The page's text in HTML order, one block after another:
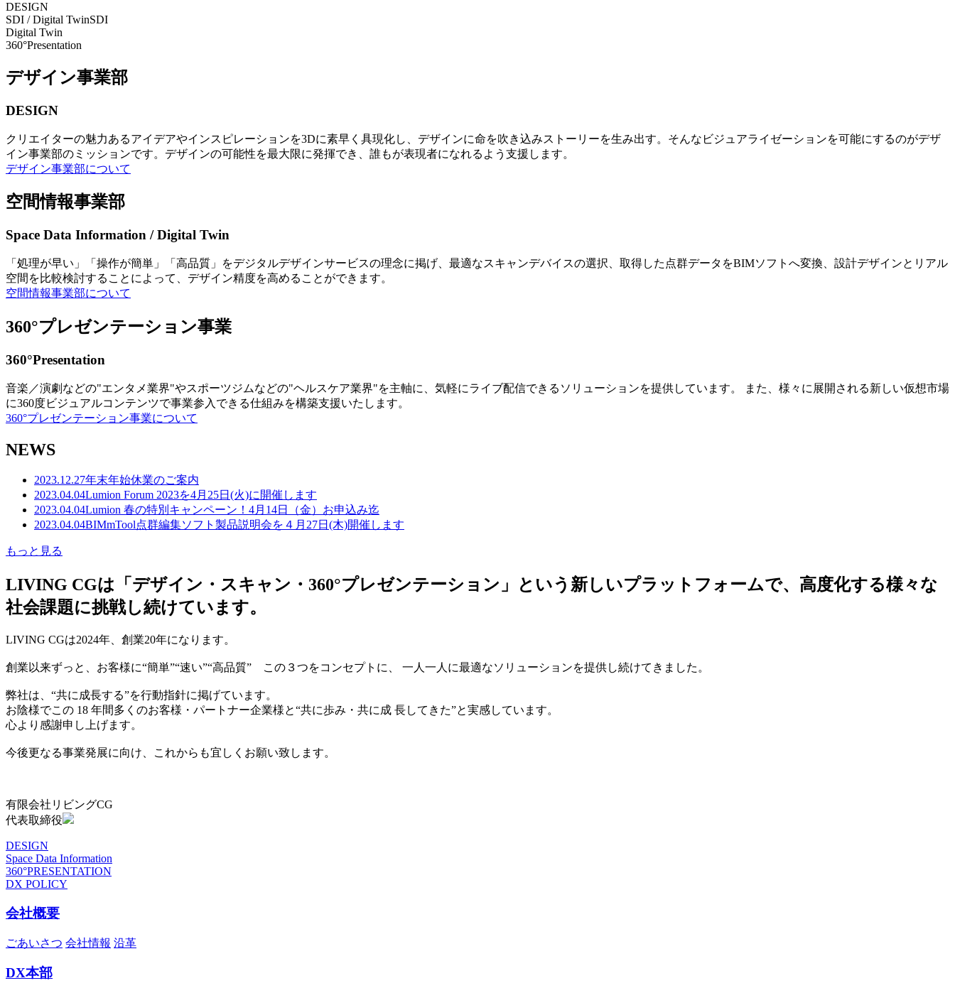
DESIGN
SDI / Digital TwinSDI
Digital Twin
360°Presentation
デザイン事業部
DESIGN
クリエイターの魅力あるアイデアやインスピレーションを3Dに素早く具現化し、デザインに命を吹き込みストーリーを生み出す。そんなビジュアライゼーションを可能にするのがデザ
イン事業部のミッションです。デザインの可能性を最大限に発揮でき、誰もが表現者になれるよう支援します。
デザイン事業部について
空間情報事業部
Space Data Information / Digital Twin
「処理が早い」「操作が簡単」「高品質」をデジタルデザインサービスの理念に掲げ、最適なスキャンデバイスの選択、取得した点群データをBIMソフトへ変換、設計デザインとリアル
空間を比較検討することによって、デザイン精度を高めることができます。
空間情報事業部について
360°プレゼンテーション事業
360°Presentation
音楽／演劇などの"エンタメ業界"やスポーツジムなどの"ヘルスケア業界"を主軸に、気軽にライブ配信できるソリューションを提供しています。 また、様々に展開される新しい仮想市場
に360度ビジュアルコンテンツで事業参入できる仕組みを構築支援いたします。
360°プレゼンテーション事業について
NEWS
2023.12.27年末年始休業のご案内
2023.04.04Lumion Forum 2023を4月25日(火)に開催します
2023.04.04Lumion 春の特別キャンペーン！4月14日（金）お申込み迄
2023.04.04BIMmTool点群編集ソフト製品説明会を４月27日(木)開催します
もっと見る
LIVING CGは「デザイン・スキャン・360°プレゼンテーション」という新しいプラットフォームで、高度化する様々な
社会課題に挑戦し続けています。
LIVING CGは2024年、創業20年になります。
創業以来ずっと、お客様に“簡単”“速い”“高品質” この３つをコンセプトに、 一人一人に最適なソリューションを提供し続けてきました。
弊社は、“共に成長する”を行動指針に掲げています。
お陰様でこの 18 年間多くのお客様・パートナー企業様と“共に歩み・共に成 長してきた”と実感しています。
心より感謝申し上げます。
今後更なる事業発展に向け、これからも宜しくお願い致します。
有限会社リビングCG
代表取締役
DESIGN
Space Data Information
360°PRESENTATION
DX POLICY
会社概要
ごあいさつ 会社情報 沿革
DX本部